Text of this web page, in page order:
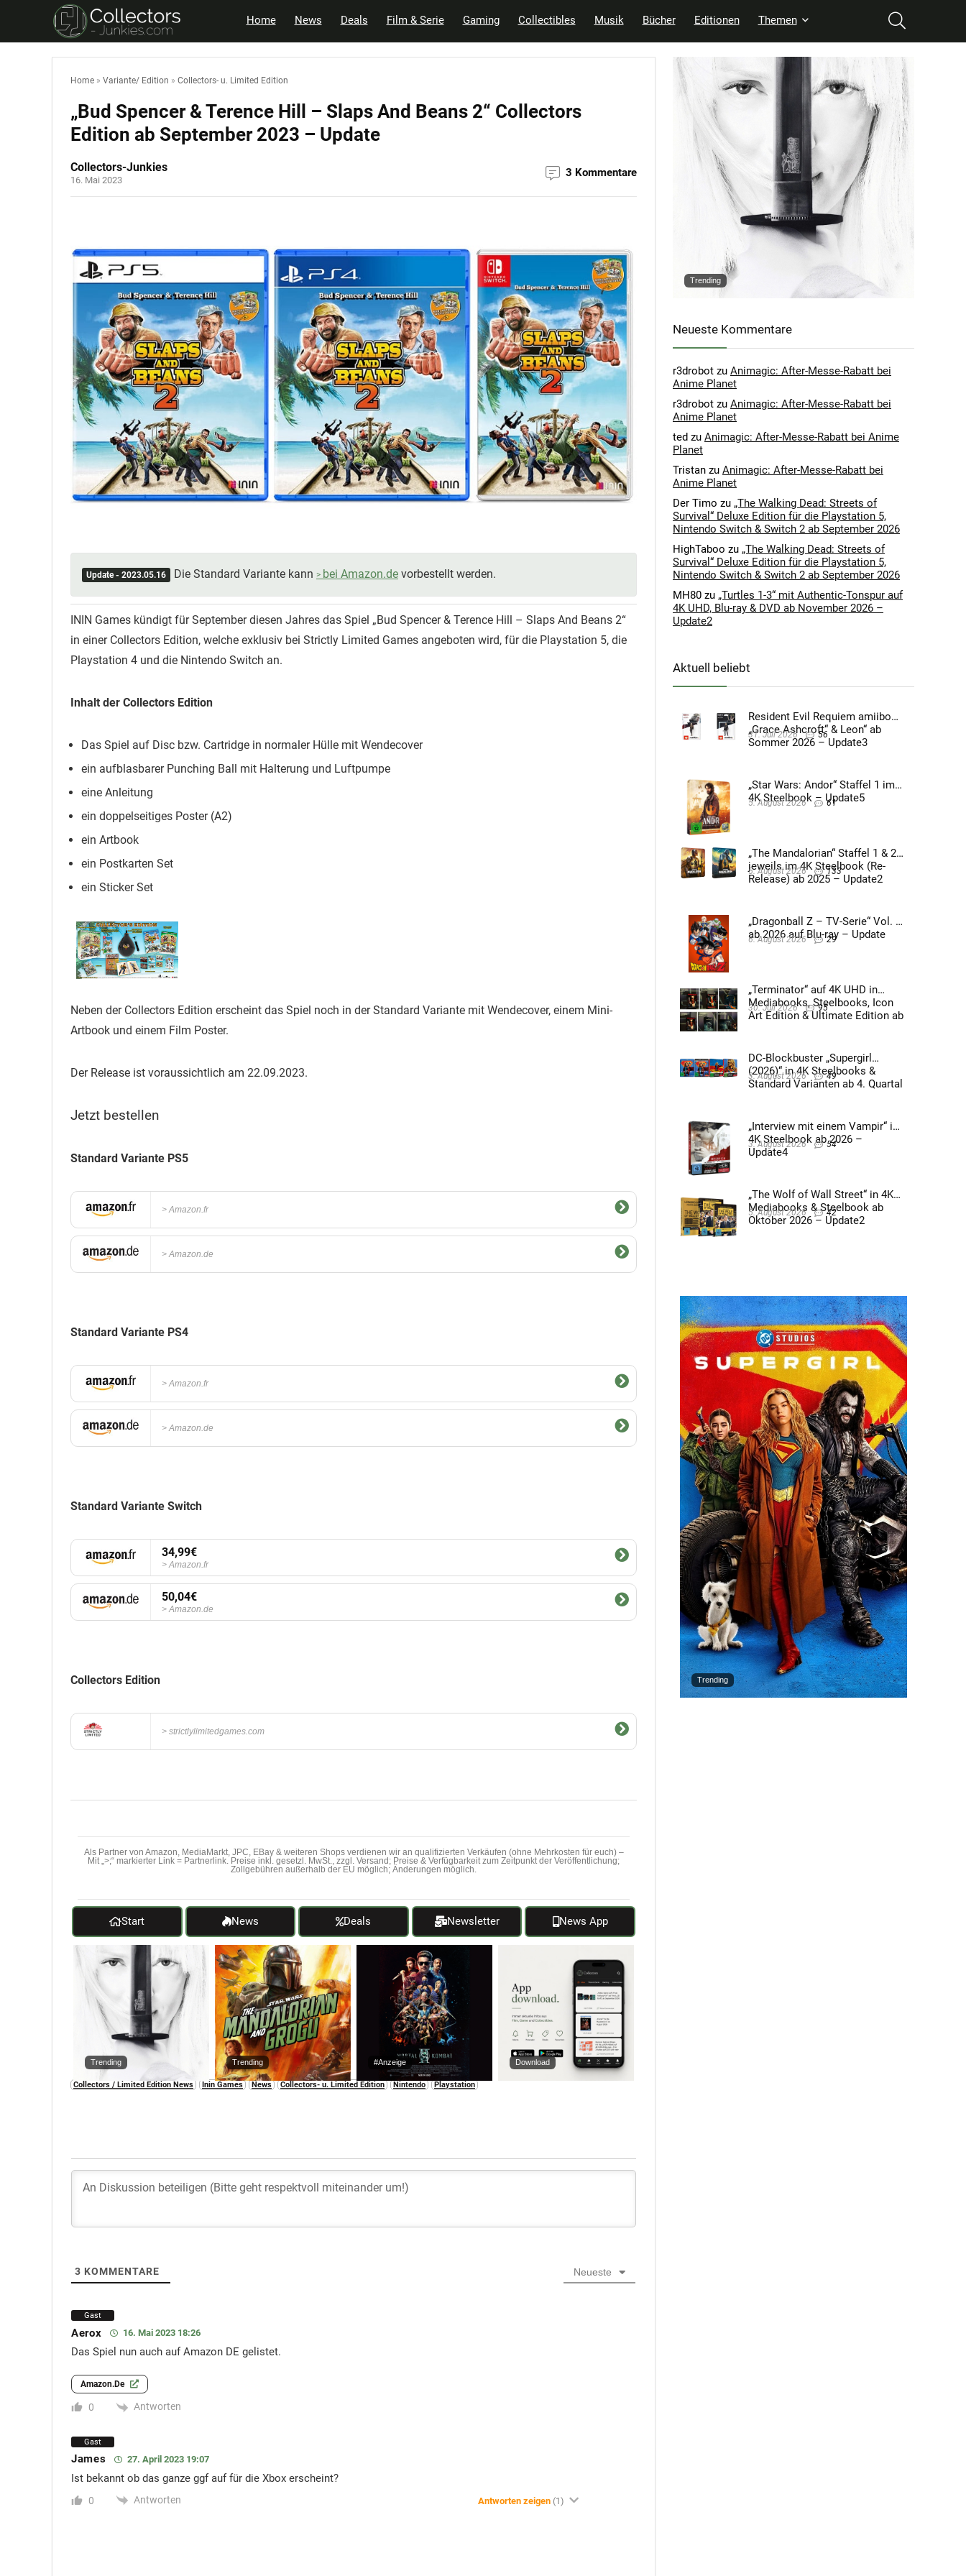
Home News Deals Film & Serie Gaming Collectibles Musik Bücher Editionen Themen
Home » Variante/ Edition » Collectors- u. Limited Edition
„Bud Spencer & Terence Hill – Slaps And Beans 2“ Collectors
Edition ab September 2023 – Update
Collectors-Junkies
16. Mai 2023
3 Kommentare
Update - 2023.05.16 Die Standard Variante kann bei Amazon.de vorbestellt werden.
ININ Games kündigt für September diesen Jahres das Spiel „Bud Spencer & Terence Hill – Slaps And Beans 2“
in einer Collectors Edition, welche exklusiv bei Strictly Limited Games angeboten wird, für die Playstation 5, die
Playstation 4 und die Nintendo Switch an.
Inhalt der Collectors Edition
Das Spiel auf Disc bzw. Cartridge in normaler Hülle mit Wendecover
ein aufblasbarer Punching Ball mit Halterung und Luftpumpe
eine Anleitung
ein doppelseitiges Poster (A2)
ein Artbook
ein Postkarten Set
ein Sticker Set
Neben der Collectors Edition erscheint das Spiel noch in der Standard Variante mit Wendecover, einem Mini-
Artbook und einem Film Poster.
Der Release ist voraussichtlich am 22.09.2023.
Jetzt bestellen
Standard Variante PS5
Amazon.fr
Amazon.de
Standard Variante PS4
Amazon.fr
Amazon.de
Standard Variante Switch
34,99€
Amazon.fr
50,04€
Amazon.de
Collectors Edition
strictlylimitedgames.com
Als Partner von Amazon, MediaMarkt, JPC, EBay & weiteren Shops verdienen wir an qualifizierten Verkäufen (ohne Mehrkosten für euch) –
Mit „>;“ markierter Link = Partnerlink. Preise inkl. gesetzl. MwSt., zzgl. Versand; Preise & Verfügbarkeit zum Zeitpunkt der Veröffentlichung;
Zollgebühren außerhalb der EU möglich; Änderungen möglich.
Start News Deals Newsletter News App
Trending Trending #Anzeige Download
Collectors / Limited Edition News Inin Games News Collectors- u. Limited Edition Nintendo Playstation
3 KOMMENTARE Neueste
Gast
Aerox 16. Mai 2023 18:26
Das Spiel nun auch auf Amazon DE gelistet.
Amazon.de
0 Antworten
Gast
James 27. April 2023 19:07
Ist bekannt ob das ganze ggf auf für die Xbox erscheint?
0 Antworten Antworten zeigen (1)
Trending
Neueste Kommentare
r3drobot zu Animagic: After-Messe-Rabatt bei
Anime Planet
r3drobot zu Animagic: After-Messe-Rabatt bei
Anime Planet
ted zu Animagic: After-Messe-Rabatt bei Anime
Planet
Tristan zu Animagic: After-Messe-Rabatt bei
Anime Planet
Der Timo zu „The Walking Dead: Streets of
Survival“ Deluxe Edition für die Playstation 5,
Nintendo Switch & Switch 2 ab September 2026
HighTaboo zu „The Walking Dead: Streets of
Survival“ Deluxe Edition für die Playstation 5,
Nintendo Switch & Switch 2 ab September 2026
MH80 zu „Turtles 1-3“ mit Authentic-Tonspur auf
4K UHD, Blu-ray & DVD ab November 2026 –
Update2
Aktuell beliebt
Resident Evil Requiem amiibo
„Grace Ashcroft“ & Leon“ ab
Sommer 2026 – Update3
31. Juli 2026 56
„Star Wars: Andor“ Staffel 1 im
4K Steelbook – Update5
5. August 2026 61
„The Mandalorian“ Staffel 1 & 2
jeweils im 4K Steelbook (Re-
Release) ab 2025 – Update2
5. August 2026 133
„Dragonball Z – TV-Serie“ Vol. 4
ab 2026 auf Blu-ray – Update
6. August 2026 29
„Terminator“ auf 4K UHD in
Mediabooks, Steelbooks, Icon
Art Edition & Ultimate Edition ab
30. Juli 2026 95
DC-Blockbuster „Supergirl
(2026)“ in 4K Steelbooks &
Standard Varianten ab 4. Quartal
3. August 2026 49
„Interview mit einem Vampir“ im
4K Steelbook ab 2026 –
Update4
3. August 2026 54
„The Wolf of Wall Street“ in 4K
Mediabooks & Steelbook ab
Oktober 2026 – Update2
5. August 2026 42
Trending